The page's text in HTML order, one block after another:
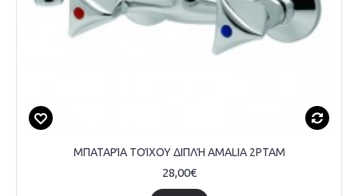
ΜΠΑΤΑΡΊΑ ΤΟΊΧΟΥ ΔΙΠΛΉ AMALIA 2PTAM
28,00€